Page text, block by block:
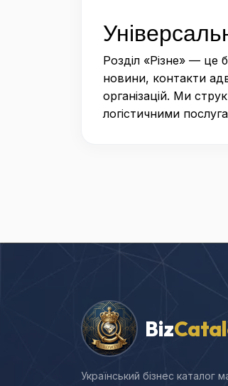
Розділ «Різне» — це
новини, контакти
організацій. Ми
логістичними
Biz
Український бізнес каталог